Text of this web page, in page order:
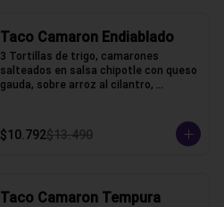
Taco Camaron Endiablado
3 Tortillas de trigo, camarones
salteados en salsa chipotle con queso
gauda, sobre arroz al cilantro,
$10.792$13.490
Taco Camaron Tempura